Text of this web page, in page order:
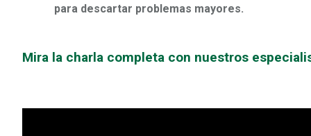
para descartar problemas mayores.
Mira la charla completa con nuestros